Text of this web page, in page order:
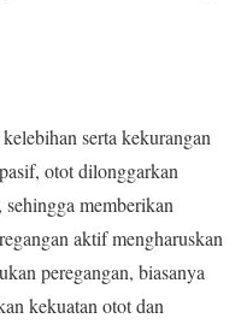
serta kekurangan
otot dilonggarkan
memberikan
aktif mengharuskan
peregangan, biasanya
kekuatan otot dan